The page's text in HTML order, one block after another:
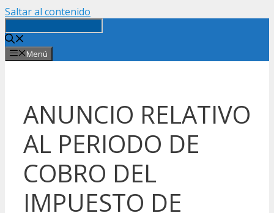
Saltar al contenido
Menú
ANUNCIO RELATIVO
AL PERIODO DE
COBRO DEL
IMPUESTO DE